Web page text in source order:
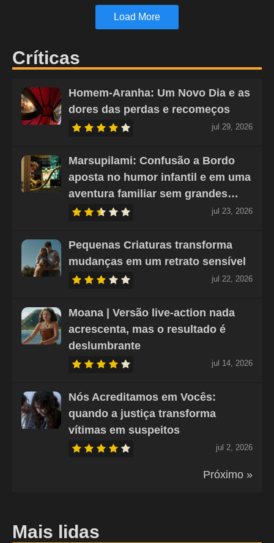
Load More
Críticas
Homem-Aranha: Um Novo Dia e as
dores das perdas e recomeços
jul 29, 2026
Marsupilami: Confusão a Bordo
aposta no humor infantil e em uma
aventura familiar sem grandes…
jul 23, 2026
Pequenas Criaturas transforma
mudanças em um retrato sensível
jul 22, 2026
Moana | Versão live-action nada
acrescenta, mas o resultado é
deslumbrante
jul 14, 2026
Nós Acreditamos em Vocês:
quando a justiça transforma
vítimas em suspeitos
jul 2, 2026
Próximo »
Mais lidas